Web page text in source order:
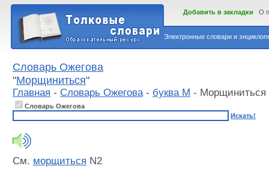
Электронные словари и
Добавить в закладки О
Словарь Ожегова
"Морщиниться"
Главная - Словарь Ожегова- буква М - Морщиниться
Словарь Ожегова
Искать!
См. морщиться N2